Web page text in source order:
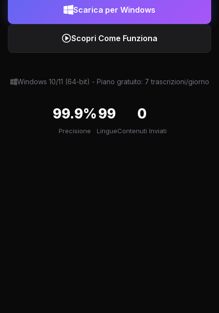
Scarica per Windows
Scopri Come Funziona
Windows 10/11 (64-bit) - Piano gratuito: 7 trascrizioni/giorno
99.9%
Precisione
99
Lingue
0
Contenuti Inviati